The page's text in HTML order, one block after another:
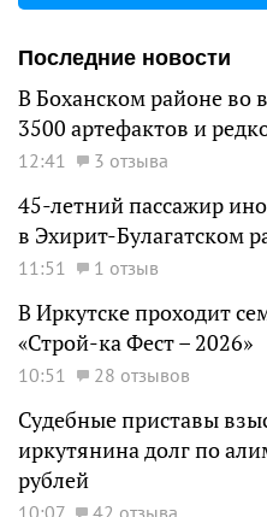
Последние новости
В Боханском районе во
3500 артефактов и
12:41 3 отзыва
45-летний пассажир
в Эхирит-Булагатском
11:51 1 отзыв
В Иркутске проходит
«Строй-ка Фест – 2026»
10:51 28 отзывов
Судебные приставы
иркутянина долг по
рублей
10:07
42 отзыва